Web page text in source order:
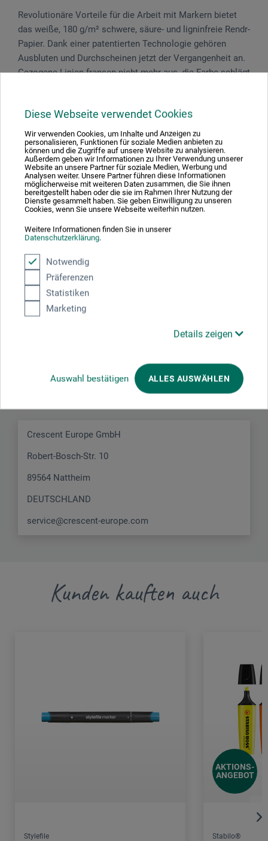
Diese Webseite verwendet Cookies
Wir verwenden Cookies, um Inhalte und Anzeigen zu
personalisieren, Funktionen für soziale Medien anbieten zu
können und die Zugriffe auf unsere Website zu analysieren.
Außerdem geben wir Informationen zu Ihrer Verwendung unserer
Website an unsere Partner für soziale Medien, Werbung und
Analysen weiter. Unsere Partner führen diese Informationen
möglicherweise mit weiteren Daten zusammen, die Sie ihnen
bereitgestellt haben oder die sie im Rahmen Ihrer Nutzung der
Dienste gesammelt haben. Sie geben Einwilligung zu unseren
Cookies, wenn Sie unsere Webseite weiterhin nutzen.
Weitere Informationen finden Sie in unserer
Datenschutzerklärung.
Notwendig
Präferenzen
Statistiken
Marketing
Details zeigen
Auswahl bestätigen ALLES AUSWÄHLEN
Revolutionäre Vorteile für die Arbeit mit Markern bietet
das weiße, 180 g/m² schwere, säure- und ligninfreie Rendr-
Papier. Dank einer patentierten Technologie gehören
Ausbluten und Durchscheinen jetzt der Vergangenheit an.
Gezogene Linien fransen nicht mehr aus, die Farbe schlägt
der Blätter − ideal zum Scannen, robuste Rückwand als
feste Unterlage. Auch als Sketchbook erhältlich.
Produktbewertungen (0)
Schreiben Sie die erste Bewertung zu diesem Produkt
JETZT PRODUKT BEWERTEN
Hersteller-Kontakt
Hier finden Sie die Kontaktdaten des Herstellers zu
Crescent Europe GmbH
Robert-Bosch-Str. 10
89564 Nattheim
DEUTSCHLAND
service@crescent-europe.com
Kunden kauften auch
Stylefile
AKTIONS-
ANGEBOT
Stabilo®